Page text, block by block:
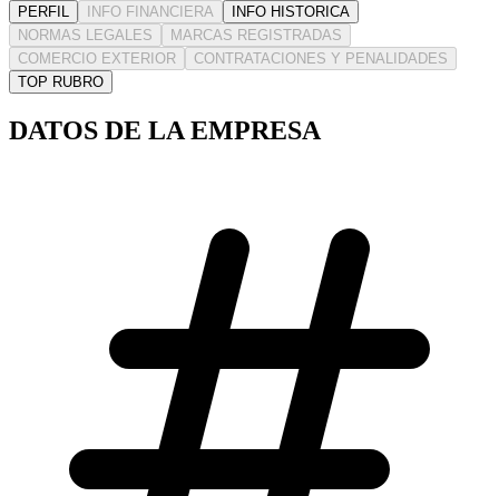
PERFIL INFO FINANCIERA
INFO HISTORICA
NORMAS LEGALES
MARCAS REGISTRADAS
COMERCIO EXTERIOR
CONTRATACIONES Y PENALIDADES
TOP RUBRO
DATOS DE LA EMPRESA